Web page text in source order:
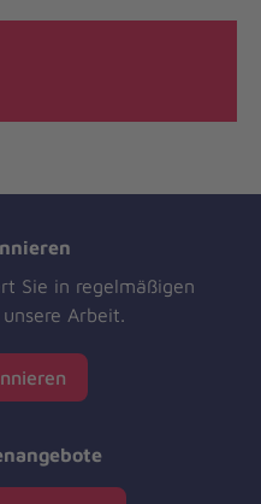
Sie in regelmäßigen
Arbeit.